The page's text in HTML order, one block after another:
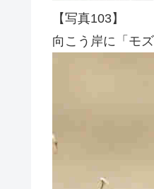
【写真103】
向こう岸に「モ